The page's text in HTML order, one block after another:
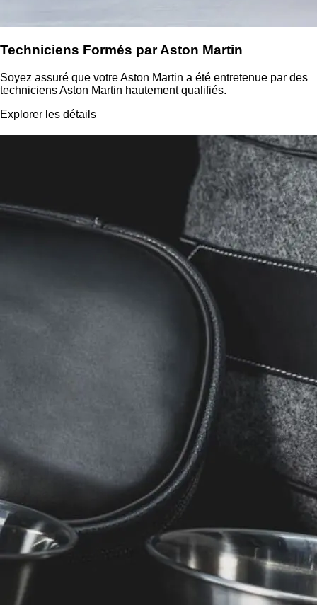
Techniciens Formés par Aston Martin
Soyez assuré que votre Aston Martin a été entretenue par des
techniciens Aston Martin hautement qualifiés.
Explorer les détails